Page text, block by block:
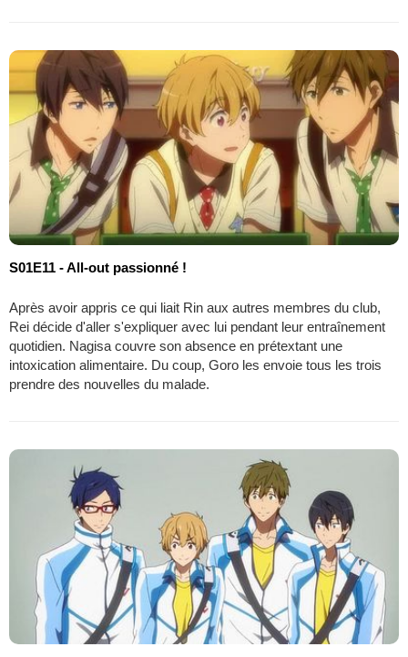
S01E11 - All-out passionné !
Après avoir appris ce qui liait Rin aux autres membres du club,
Rei décide d'aller s'expliquer avec lui pendant leur entraînement
quotidien. Nagisa couvre son absence en prétextant une
intoxication alimentaire. Du coup, Goro les envoie tous les trois
prendre des nouvelles du malade.